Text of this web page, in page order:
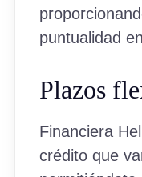
puntualidad
Plazos
Financiera
crédito que